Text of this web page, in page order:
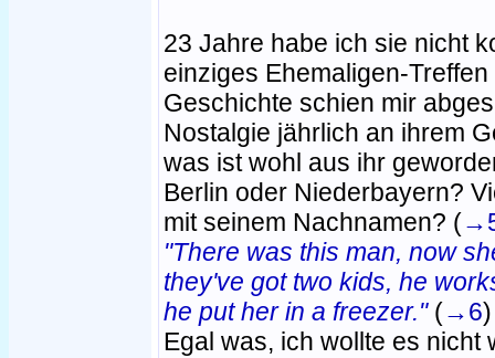
23 Jahre habe ich sie nicht
einziges Ehemaligen-
Geschichte schien mir
Nostalgie jährlich an ihrem
was ist wohl aus ihr
Berlin oder Niederbayern?
mit seinem Nachnamen? (
"There was this man, now
they've got two kids, he
he put her in a freezer."(→6)
Egal was, ich wollte es nicht